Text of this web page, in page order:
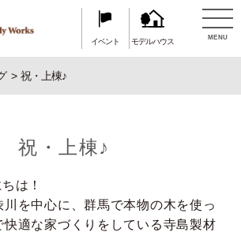
イベント モデルハウス MENU
祝・上棟♪
祝・上棟♪
は！
を中心に、群馬で本物の木を使っ
快適な家づくりをしている寺島製材